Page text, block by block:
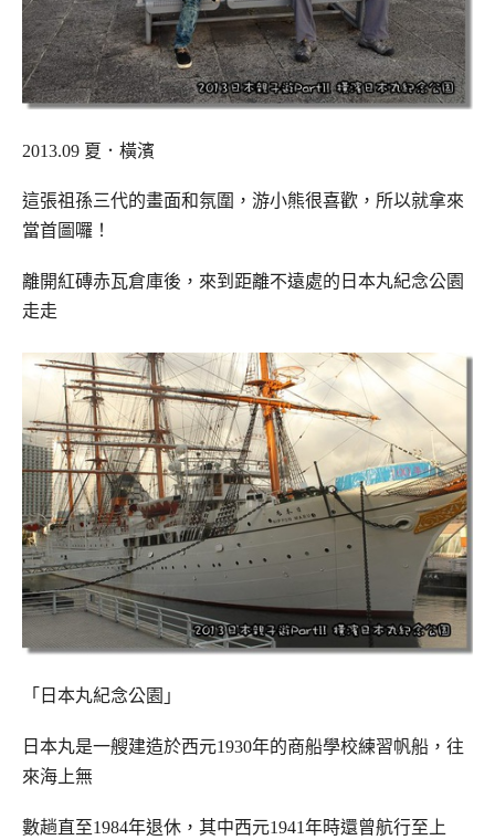
2013.09 夏．橫濱
這張祖孫三代的畫面和氛圍，游小熊很喜歡，所以就拿來
當首圖囉！
離開紅磚赤瓦倉庫後，來到距離不遠處的日本丸紀念公園
走走
「日本丸紀念公園」
日本丸是一艘建造於西元1930年的商船學校練習帆船，往
來海上無
數趟直至1984年退休， 其中西元1941年時還曾航行至上